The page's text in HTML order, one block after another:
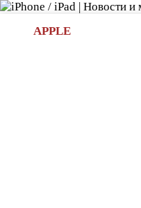
APPLE